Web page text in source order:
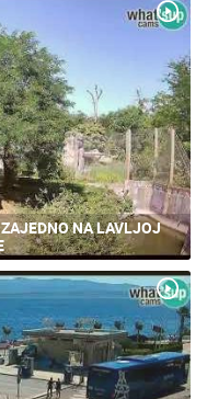
NA LAVLJOJ